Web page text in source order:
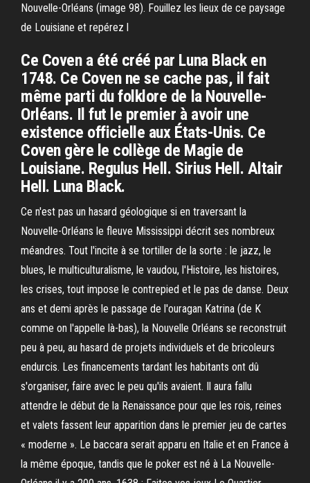
Nouvelle-Orléans (image 98). Fouillez les lieux de ce paysage
de Louisiane et repérez l
Ce Coven a été créé par Luna Black en
1748. Ce Coven ne se cache pas, il fait
même parti du folklore de la Nouvelle-
Orléans. Il fut le premier à avoir une
existence officielle aux États-Unis. Ce
Coven gère le collège de Magie de
Louisiane. Regulus Hell. Sirius Hell. Altair
Hell. Luna Black.
Ce n'est pas un hasard géologique si en traversant la
Nouvelle-Orléans le fleuve Mississippi décrit ses nombreux
méandres. Tout l'incite à se tortiller de la sorte : le jazz, le
blues, le multiculturalisme, le vaudou, l'Histoire, les histoires,
les crises, tout impose le contrepied et le pas de danse. Deux
ans et demi après le passage de l'ouragan Katrina (de K
comme on l'appelle là-bas), la Nouvelle Orléans se reconstruit
peu à peu, au hasard de projets individuels et de bricoleurs
endurcis. Les financements tardant les habitants ont dû
s'organiser, faire avec le peu qu'ils avaient. Il aura fallu
attendre le début de la Renaissance pour que les rois, reines
et valets fassent leur apparition dans le premier jeu de cartes
« moderne ». Le baccara serait apparu en Italie et en France à
la même époque, tandis que le poker est né à La Nouvelle-